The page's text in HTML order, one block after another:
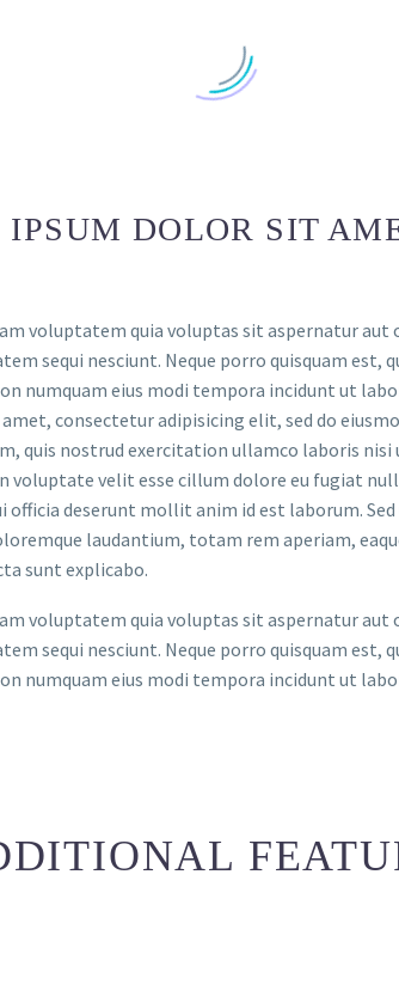
IPSUM DOLOR SIT
voluptatem quia voluptas sit aspernatur aut
sequi nesciunt. Neque porro quisquam est,
numquam eius modi tempora incidunt ut
consectetur adipisicing elit, sed do
quis nostrud exercitation ullamco laboris
voluptate velit esse cillum dolore eu fugiat
officia deserunt mollit anim id est laborum.
laudantium, totam rem aperiam,
sunt explicabo.
voluptatem quia voluptas sit aspernatur aut
sequi nesciunt. Neque porro quisquam est,
numquam eius modi tempora incidunt ut